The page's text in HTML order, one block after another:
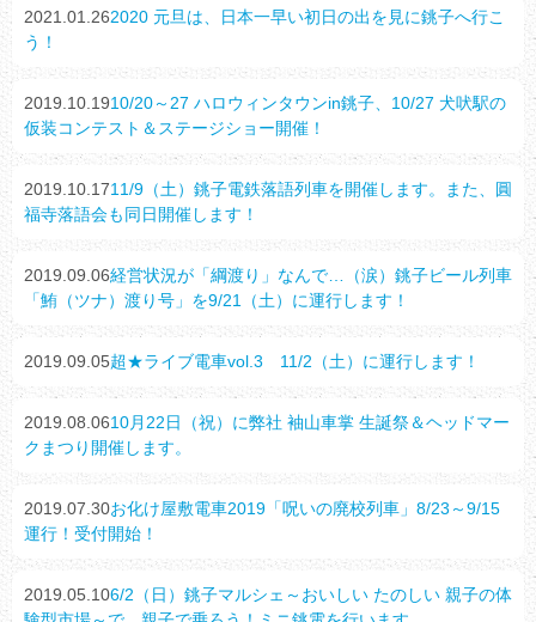
2021.01.262020 元旦は、日本一早い初日の出を見に銚子へ行こ
う！
2019.10.1910/20～27 ハロウィンタウンin銚子、10/27 犬吠駅の
仮装コンテスト＆ステージショー開催！
2019.10.1711/9（土）銚子電鉄落語列車を開催します。また、圓
福寺落語会も同日開催します！
2019.09.06経営状況が「綱渡り」なんで…（涙）銚子ビール列車
「鮪（ツナ）渡り号」を9/21（土）に運行します！
2019.09.05超★ライブ電車vol.3 11/2（土）に運行します！
2019.08.0610月22日（祝）に弊社 袖山車掌 生誕祭＆ヘッドマー
クまつり開催します。
2019.07.30お化け屋敷電車2019「呪いの廃校列車」8/23～9/15
運行！受付開始！
2019.05.106/2（日）銚子マルシェ～おいしい たのしい 親子の体